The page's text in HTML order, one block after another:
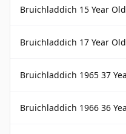
Bruichladdich 15 Year
Bruichladdich 17 Year Old
Bruichladdich 1965 37
Bruichladdich 1966 36